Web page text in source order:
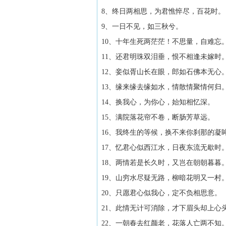
8、终日两相思，为君憔悴尽，百花时。
9、一日不见，如三秋兮。
10、十年生死两茫茫！不思量，自难忘。
11、还君明珠双泪垂，恨不相逢未嫁时。
12、妾似胥山长在眼，郎如石佛本无心。
13、缘来缘去缘如水，情散情聚情何归。
14、换我心，为你心，始知相忆深。
15、满院落花帘不卷，断肠芳草远。
16、我终生的等候，换不来你刹那的凝
17、忆君心似西江水，日夜东流无歇时。
18、两情若是长久时，又岂在朝朝暮暮。
19、山穷水尽疑无路，柳暗花明又一村。
20、只愿君心似我心，定不负相思意。
21、此情无计可消除，才下眉头却上心
22、一朝春去红颜老，花落人亡两不知。